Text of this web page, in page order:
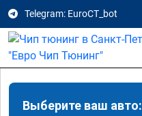
Telegram: EuroCT_bot
Выберите ваш авто: